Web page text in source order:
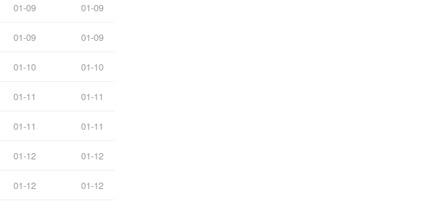
01-09 01-09
01-09 01-09
01-10 01-10
01-11 01-11
01-11 01-11
01-12 01-12
01-12 01-12